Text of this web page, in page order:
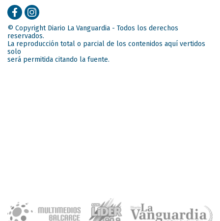
© Copyright Diario La Vanguardia - Todos los derechos
reservados.
La reproducción total o parcial de los contenidos aquí vertidos
solo
será permitida citando la fuente.